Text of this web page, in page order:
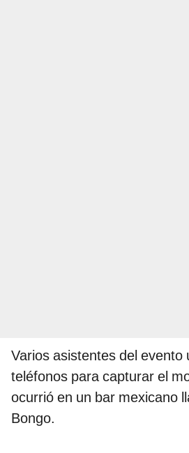
Varios asistentes del evento
teléfonos para capturar el
ocurrió en un bar mexicano
Bongo.